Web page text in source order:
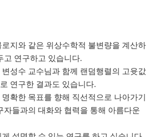
지와 같은 위상수학적 불변량을 계산하
고 연구하고 있습니다.
성수 교수님과 함께 랜덤행렬의 고윳값
연구한 결과도 있습니다.
확한 목표를 향해 직선적으로 나아가기
자들과의 대화와 협력을 통해 아름다운